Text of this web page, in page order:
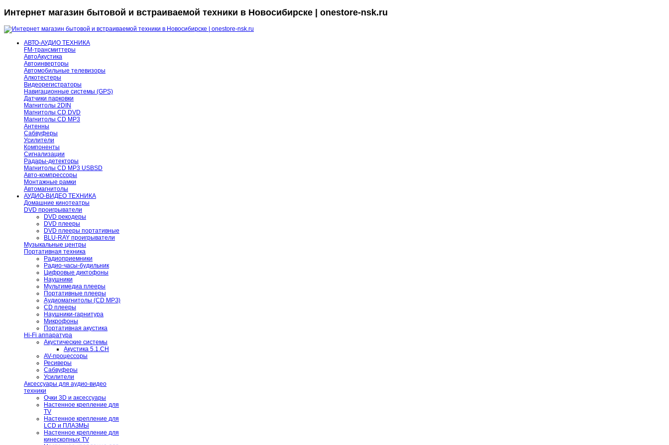
Интернет магазин бытовой и встраиваемой техники в Новосибирске | onestore-nsk.ru
АВТО-АУДИО ТЕХНИКА
FM-трансмиттеры
АвтоАкустика
Автоинверторы
Автомобильные телевизоры
Алкотестеры
Видеорегистраторы
Навигационные системы (GPS)
Датчики парковки
Магнитолы 2DIN
Магнитолы CD DVD
Магнитолы CD MP3
Антенны
Сабвуферы
Усилители
Компоненты
Сигнализации
Радары-детекторы
Магнитолы CD MP3 USBSD
Авто-компрессоры
Монтажные рамки
Автомагнитолы
АУДИО-ВИДЕО ТЕХНИКА
Домашние кинотеатры
DVD проигрыватели
DVD рекодеры
DVD плееры
DVD плееры портативные
BLU-RAY проигрыватели
Музыкальные центры
Портативная техника
Радиоприемники
Радио-часы-будильник
Цифровые диктофоны
Наушники
Мультимедиа плееры
Портативные плееры
Аудиомагнитолы (CD МРЗ)
CD плееры
Наушники-гарнитура
Микрофоны
Портативная акустика
Hi-Fi аппаратура
Акустические системы
Акустика 5.1.CH
AV-процессоры
Ресиверы
Сабвуферы
Усилители
Аксессуары для аудио-видео
техники
Очки 3D и аксессуары
Настенное крепление для
TV
Настенное крепление для
LCD и ПЛАЗМЫ
Настенное крепление для
кинескопных TV